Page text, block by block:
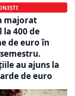
majorat
400 de
de euro în
au ajuns la
de euro